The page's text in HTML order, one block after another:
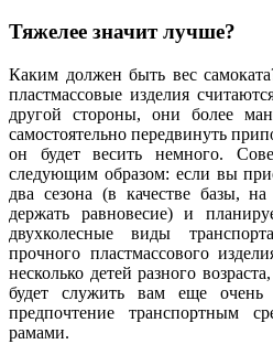
Тяжелее значит лучше?
Каким должен быть вес
пластмассовые изделия
другой стороны, они более
самостоятельно передвинуть
он будет весить немного.
следующим образом: если вы
два сезона (в качестве базы,
держать равновесие) и
двухколесные виды
прочного пластмассового
несколько детей разного
будет служить вам еще очень
предпочтение транспортным
рамами.